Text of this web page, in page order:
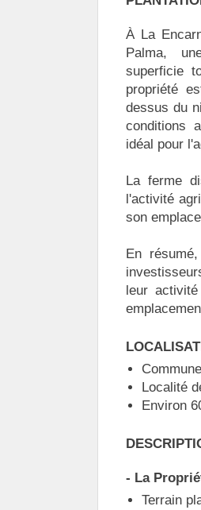
À La
Palma,
superficie
propriété
dessus du
conditions
idéal pour
La ferme
l'activité
son
En
leur
Localité
Environ
- La
Terrain